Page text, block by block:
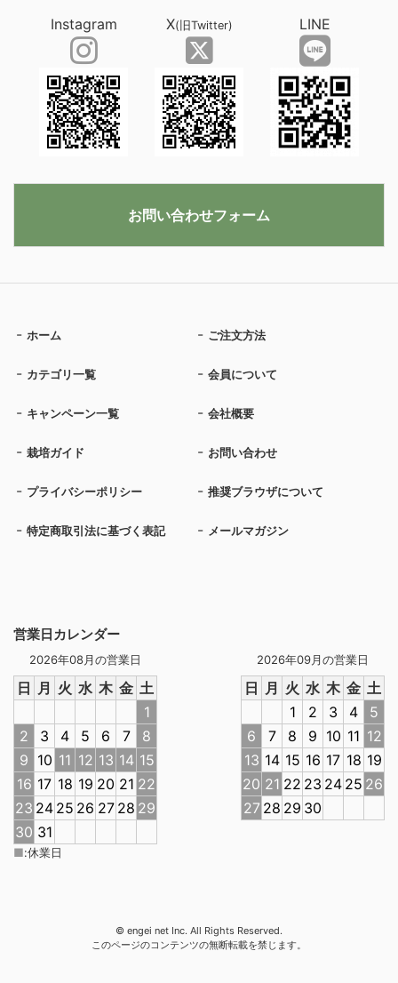
営業日カレンダー
2026年08月の営業日
日 月 火 水 木 金 土
1
2
3 4 5 6 7
8
9 10 11 12 13 14 15
16 17 18 19 20 21 22
23 24 25 26 27 28 29
30 31
2026年09月の営業日
日 月 火 水 木 金 土
1
2 3 4
5
6
7 8 9 10 11 12
13 14 15 16 17 18 19
20 21 22 23 24 25 26
27 28 29 30
■:休業日
ホーム ご注文方法
カテゴリ一覧 会員について
キャンペーン一覧 会社概要
栽培ガイド お問い合わせ
プライバシーポリシー 推奨ブラウザについて
特定商取引法に基づく表記 メールマガジン
Instagram X(旧Twitter) LINE
お問い合わせフォーム
© engei net Inc. All Rights Reserved.
このページのコンテンツの無断転載を禁じます。